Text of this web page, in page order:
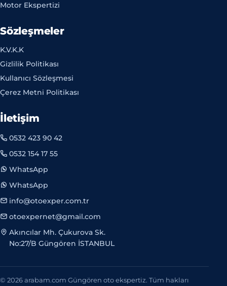
Motor Ekspertizi
Sözleşmeler
K.V.K.K
Gizlilik Politikası
Kullanıcı Sözleşmesi
Çerez Metni Politikası
İletişim
0532 423 90 42
0532 154 17 55
WhatsApp
WhatsApp
info@otoexper.com.tr
otoexpernet@gmail.com
Akıncılar Mh. Çukurova Sk.
No:27/B Güngören İSTANBUL
© 2026 arabam.com Güngören oto ekspertiz. Tüm hakları